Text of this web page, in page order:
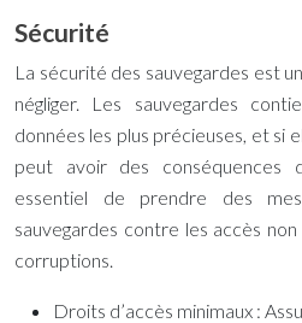
Sécurité
La sécurité des sauvegardes est
négliger. Les sauvegardes
données les plus précieuses, et si
peut avoir des conséquences
essentiel de prendre des
sauvegardes contre les accès
corruptions.
Droits d’accès minimaux :